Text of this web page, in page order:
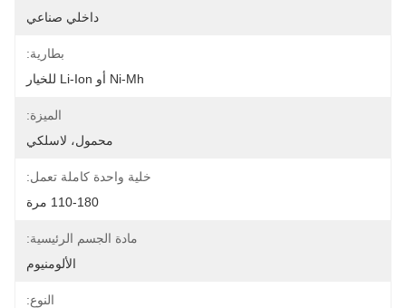
داخلي صناعي
بطارية:
Ni-Mh أو Li-Ion للخيار
الميزة:
محمول، لاسلكي
خلية واحدة كاملة تعمل:
110-180 مرة
مادة الجسم الرئيسية:
الألومنيوم
النوع: